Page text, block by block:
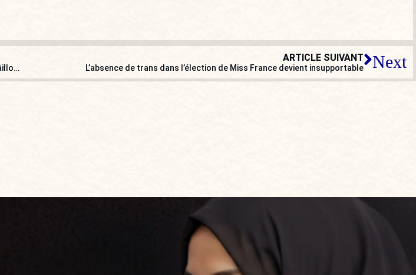
« Cette volonté de limiter les amendements de l’opposition est une façon de nous bâillonner ! »
ARTICLE SUIVANT
L’absence de trans dans l’élection de Miss France devient insupportable Next